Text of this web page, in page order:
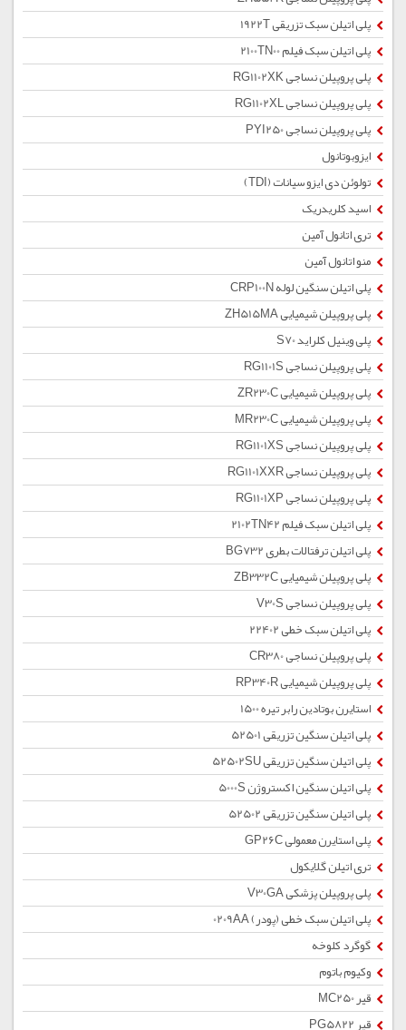
پلی اتیلن سبک تزریقی 1922T
پلی اتیلن سبک فیلم 2100TN00
پلی پروپیلن نساجی RG1102XK
پلی پروپیلن نساجی RG1102XL
پلی پروپیلن نساجی PYI250
ایزوبوتانول
تولوئن دی ایزو سیانات (TDI)
اسید کلریدریک
تری اتانول آمین
منو اتانول آمین
پلی اتیلن سنگین لوله CRP100N
پلی پروپیلن شیمیایی ZH515MA
پلی وینیل کلراید S70
پلی پروپیلن نساجی RG1101S
پلی پروپیلن شیمیایی ZR230C
پلی پروپیلن شیمیایی MR230C
پلی پروپیلن نساجی RG1101XS
پلی پروپیلن نساجی RG1101XXR
پلی پروپیلن نساجی RG1101XP
پلی اتیلن سبک فیلم 2102TN42
پلی اتیلن ترفتالات بطری BG732
پلی پروپیلن شیمیایی ZB332C
پلی پروپیلن نساجی V30S
پلی اتیلن سبک خطی 22402
پلی پروپیلن نساجی CR380
پلی پروپیلن شیمیایی RP340R
استایرن بوتادین رابر تیره 1500
پلی اتیلن سنگین تزریقی 52501
پلی اتیلن سنگین تزریقی 52502SU
پلی اتیلن سنگین اکستروژن 5000S
پلی اتیلن سنگین تزریقی 52502
پلی استایرن معمولی GP26C
تری اتیلن گلایکول
پلی پروپیلن پزشکی V30GA
پلی اتیلن سبک خطی (پودر) 0209AA
گوگرد کلوخه
وکیوم باتوم
قیر MC250
قیر PG5822